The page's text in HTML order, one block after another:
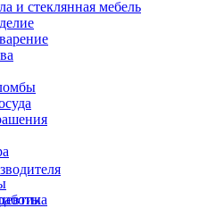
и стеклянная мебель